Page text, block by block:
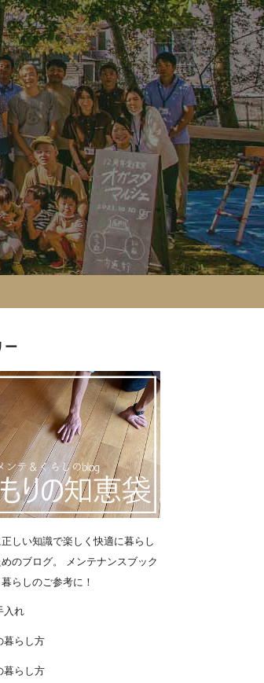
ー
しい知識で楽しく快適に暮らし
のブログ。
メンテナンスブック
らしのご参考に！
入れ
暮らし方
暮らし方